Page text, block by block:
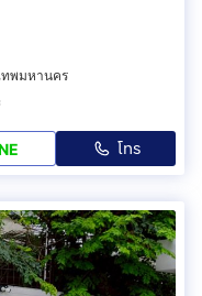
ทพมหานคร
โทร